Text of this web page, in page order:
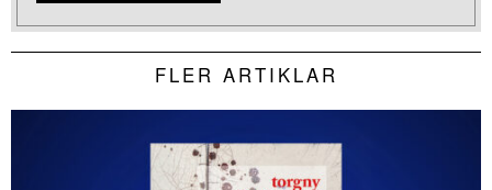
FLER ARTIKLAR